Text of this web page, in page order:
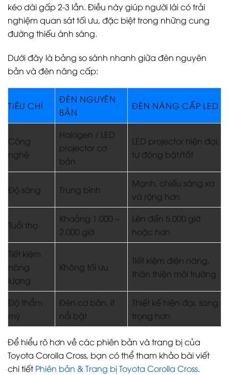
kéo dài gấp 2-3 lần. Điều này giúp người lái có trải
nghiệm quan sát tối ưu, đặc biệt trong những cung
đường thiếu ánh sáng.
Dưới đây là bảng so sánh nhanh giữa đèn nguyên
bản và đèn nâng cấp:
TIÊU CHÍ
ĐÈN NGUYÊN
BẢN
ĐÈN NÂNG CẤP LED
Công
nghệ
Halogen / LED
projector cơ
bản
LED projector hiện đại,
tự động bật/tắt
Độ sáng Trung bình
Mạnh, chiếu sáng xa
và rộng hơn
Tuổi thọ
Khoảng 1.000 –
2.000 giờ
Lên đến 5.000 giờ
hoặc hơn
Tiết kiệm
năng
lượng
Không tối ưu
Tiết kiệm điện năng,
thân thiện môi trường
Độ thẩm
mỹ
Đèn cơ bản, ít
nổi bật
Thiết kế hiện đại, sang
trọng hơn
Để hiểu rõ hơn về các phiên bản và trang bị của
Toyota Corolla Cross, bạn có thể tham khảo bài viết
chi tiếtPhiên bản & Trang bị Toyota Corolla Cross.